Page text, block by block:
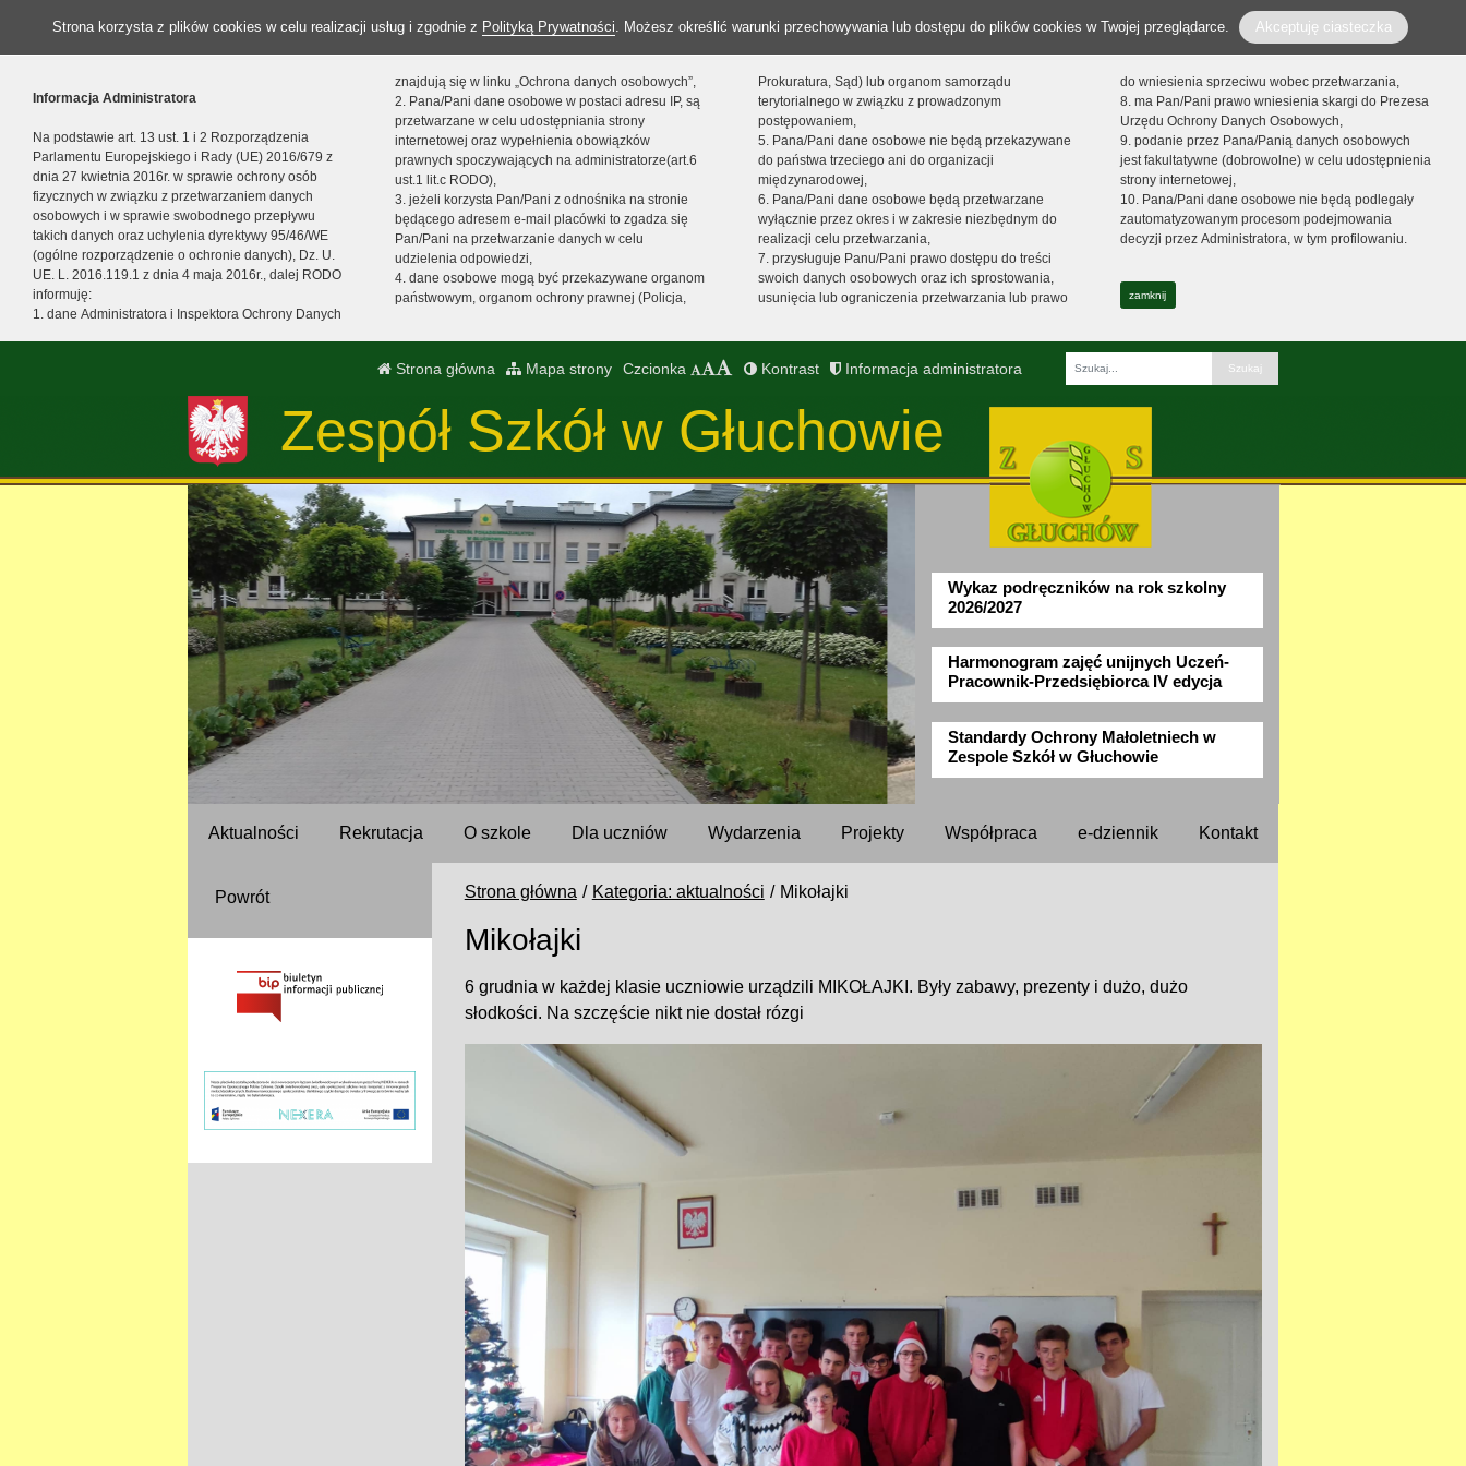
Strona korzysta z plików cookies w celu realizacji usług i zgodnie z Polityką Prywatności. Możesz określić warunki przechowywania lub dostępu do plików cookies w Twojej przeglądarce. Akceptuję ciasteczka
Informacja Administratora
Na podstawie art. 13 ust. 1 i 2 Rozporządzenia
Parlamentu Europejskiego i Rady (UE) 2016/679 z
dnia 27 kwietnia 2016r. w sprawie ochrony osób
fizycznych w związku z przetwarzaniem danych
osobowych i w sprawie swobodnego przepływu
takich danych oraz uchylenia dyrektywy 95/46/WE
(ogólne rozporządzenie o ochronie danych), Dz. U.
UE. L. 2016.119.1 z dnia 4 maja 2016r., dalej RODO
informuję:
1. dane Administratora i Inspektora Ochrony Danych
znajdują się w linku „Ochrona danych osobowych”,
2. Pana/Pani dane osobowe w postaci adresu IP, są
przetwarzane w celu udostępniania strony
internetowej oraz wypełnienia obowiązków
prawnych spoczywających na administratorze(art.6
ust.1 lit.c RODO),
3. jeżeli korzysta Pan/Pani z odnośnika na stronie
będącego adresem e-mail placówki to zgadza się
Pan/Pani na przetwarzanie danych w celu
udzielenia odpowiedzi,
4. dane osobowe mogą być przekazywane organom
państwowym, organom ochrony prawnej (Policja,
Prokuratura, Sąd) lub organom samorządu
terytorialnego w związku z prowadzonym
postępowaniem,
5. Pana/Pani dane osobowe nie będą przekazywane
do państwa trzeciego ani do organizacji
międzynarodowej,
6. Pana/Pani dane osobowe będą przetwarzane
wyłącznie przez okres i w zakresie niezbędnym do
realizacji celu przetwarzania,
7. przysługuje Panu/Pani prawo dostępu do treści
swoich danych osobowych oraz ich sprostowania,
usunięcia lub ograniczenia przetwarzania lub prawo
do wniesienia sprzeciwu wobec przetwarzania,
8. ma Pan/Pani prawo wniesienia skargi do Prezesa
Urzędu Ochrony Danych Osobowych,
9. podanie przez Pana/Panią danych osobowych
jest fakultatywne (dobrowolne) w celu udostępnienia
strony internetowej,
10. Pana/Pani dane osobowe nie będą podlegały
zautomatyzowanym procesom podejmowania
decyzji przez Administratora, w tym profilowaniu.
zamknij
Strona główna Mapa strony Czcionka Kontrast Informacja administratora
Fraza
Zespół Szkół w Głuchowie
Wykaz podręczników na rok szkolny
2026/2027
Harmonogram zajęć unijnych Uczeń-
Pracownik-Przedsiębiorca IV edycja
Standardy Ochrony Małoletniech w
Zespole Szkół w Głuchowie
Aktualności Rekrutacja O szkole Dla uczniów Wydarzenia Projekty Współpraca e-dziennik Kontakt
Strona główna Kategoria: aktualności Mikołajki
Mikołajki
6 grudnia w każdej klasie uczniowie urządzili MIKOŁAJKI. Były zabawy, prezenty i dużo, dużo
słodkości. Na szczęście nikt nie dostał rózgi
Powrót